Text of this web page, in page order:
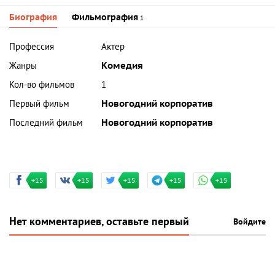
Биография Фильмография 1
Профессия
Актер
Жанры
Комедия
Кол-во фильмов
1
Первый фильм
Новогодний корпоратив
Последний фильм
Новогодний корпоратив
+15 +15 +15 +15 +15
Нет комментариев, оставьте первый Войдите